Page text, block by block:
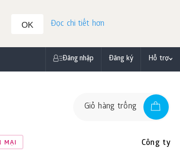
OK Đọc chi tiết hơn
Đăng nhập Đăng ký Hỗ trợ
Giỏ hàng trống
MẠI Công ty